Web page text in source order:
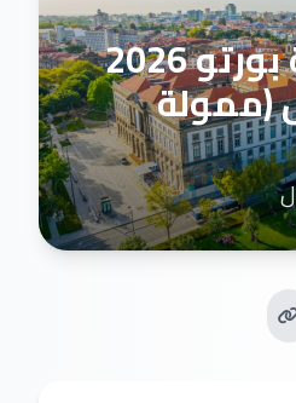
منح جامعة بورتو 2026
(ممولة